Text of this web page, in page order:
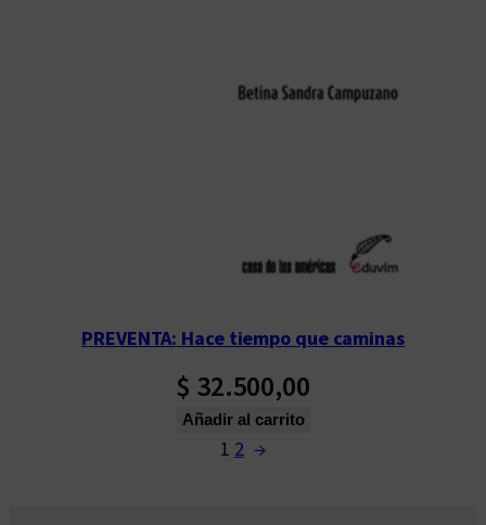
PREVENTA: Hace tiempo que caminas
$ 32.500,00
Añadir al carrito
1 2 →